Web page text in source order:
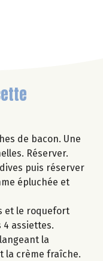
de bacon. Une
Réserver.
puis réserver
épluchée et
et le roquefort
assiettes.
la
la crème fraîche.